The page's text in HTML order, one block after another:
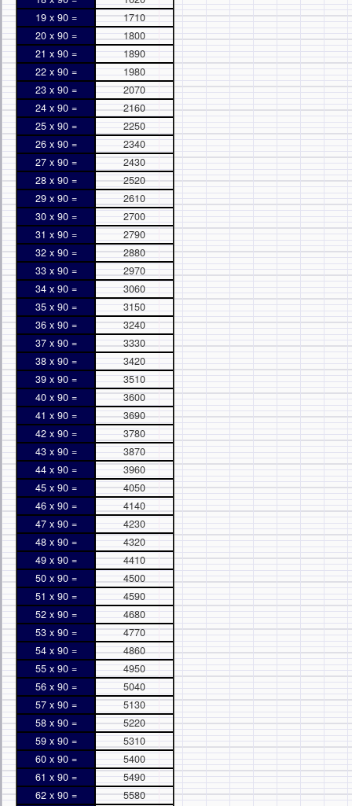
19 x 90 =
1710
20 x 90 =
1800
21 x 90 =
1890
22 x 90 =
1980
23 x 90 =
2070
24 x 90 =
2160
25 x 90 =
2250
26 x 90 =
2340
27 x 90 =
2430
28 x 90 =
2520
29 x 90 =
2610
30 x 90 =
2700
31 x 90 =
2790
32 x 90 =
2880
33 x 90 =
2970
34 x 90 =
3060
35 x 90 =
3150
36 x 90 =
3240
37 x 90 =
3330
38 x 90 =
3420
39 x 90 =
3510
40 x 90 =
3600
41 x 90 =
3690
42 x 90 =
3780
43 x 90 =
3870
44 x 90 =
3960
45 x 90 =
4050
46 x 90 =
4140
47 x 90 =
4230
48 x 90 =
4320
49 x 90 =
4410
50 x 90 =
4500
51 x 90 =
4590
52 x 90 =
4680
53 x 90 =
4770
54 x 90 =
4860
55 x 90 =
4950
56 x 90 =
5040
57 x 90 =
5130
58 x 90 =
5220
59 x 90 =
5310
60 x 90 =
5400
61 x 90 =
5490
62 x 90 =
5580